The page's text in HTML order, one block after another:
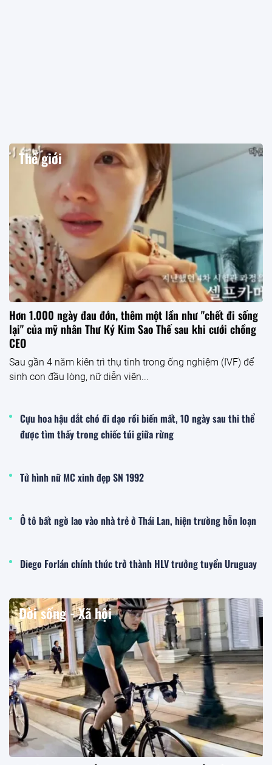
Thế giới
Hơn 1.000 ngày đau đớn, thêm một lần như "chết đi sống
lại" của mỹ nhân Thư Ký Kim Sao Thế sau khi cưới chồng
CEO
Sau gần 4 năm kiên trì thụ tinh trong ống nghiệm (IVF) để
sinh con đầu lòng, nữ diễn viên...
Cựu hoa hậu dắt chó đi dạo rồi biến mất, 10 ngày sau thi thể
được tìm thấy trong chiếc túi giữa rừng
Tử hình nữ MC xinh đẹp SN 1992
Ô tô bất ngờ lao vào nhà trẻ ở Thái Lan, hiện trường hỗn loạn
Diego Forlán chính thức trở thành HLV trưởng tuyển Uruguay
Đời sống - Xã hội